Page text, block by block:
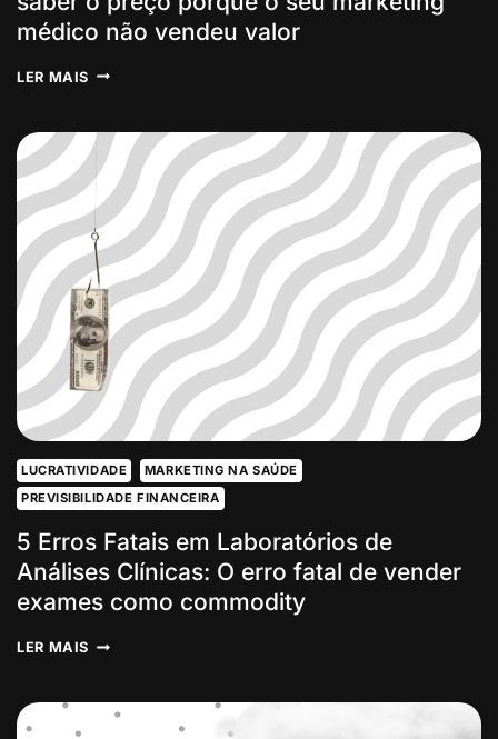
médico não vendeu valor
LER MAIS
SEU
PACIENTE
SÓ
QUER
SABER
PREÇO
PORQUE
O
SEU
MARKETING
MÉDICO
NÃO
VENDEU
VALOR
LUCRATIVIDADE
MARKETING NA SAÚDE
PREVISIBILIDADE FINANCEIRA
5 Erros Fatais em Laboratórios de
Análises Clínicas: O erro fatal de vender
exames como commodity
LER MAIS 5
EM
LABORATÓRIOS